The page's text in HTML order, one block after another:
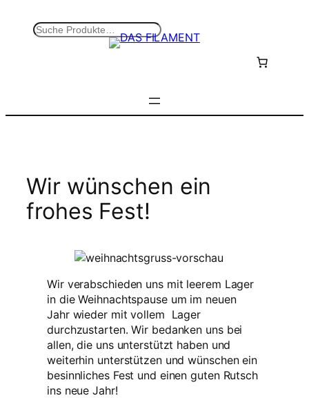
S
Wir wünschen ein
frohes Fest!
Wir verabschieden uns mit leerem Lager
in die Weihnachtspause um im neuen
Jahr wieder mit vollem Lager
durchzustarten. Wir bedanken uns bei
allen, die uns unterstützt haben und
weiterhin unterstützen und wünschen ein
besinnliches Fest und einen guten Rutsch
ins neue Jahr!